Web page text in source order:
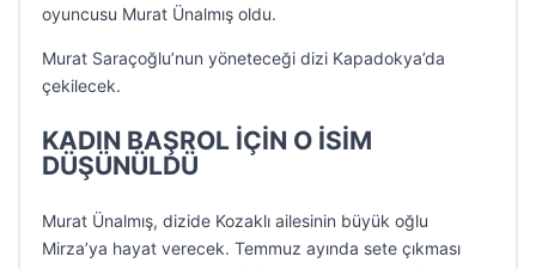
oyuncusu Murat Ünalmış oldu.
Murat Saraçoğlu’nun yöneteceği dizi Kapadokya’da
çekilecek.
KADIN BAŞROL İÇİN O İSİM
DÜŞÜNÜLDÜ
Murat Ünalmış, dizide Kozaklı ailesinin büyük oğlu
Mirza’ya hayat verecek. Temmuz ayında sete çıkması